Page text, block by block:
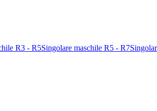
R3 - R5Singolare maschile R5 -